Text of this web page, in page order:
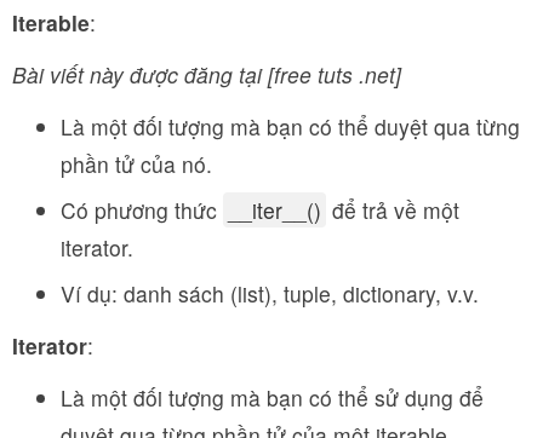
Iterable:
Bài viết này được đăng tại [free tuts .net]
Là một đối tượng mà bạn có thể duyệt qua từng
phần tử của nó.
Có phương thức
__iter__() để trả về một
iterator.
Ví dụ: danh sách (list), tuple, dictionary, v.v.
Iterator:
Là một đối tượng mà bạn có thể sử dụng để